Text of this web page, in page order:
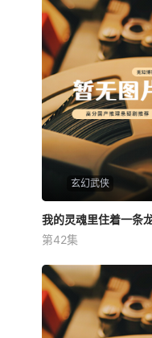
玄幻武侠
我的灵魂里住着
未知
我的灵魂里住着一条
第42集